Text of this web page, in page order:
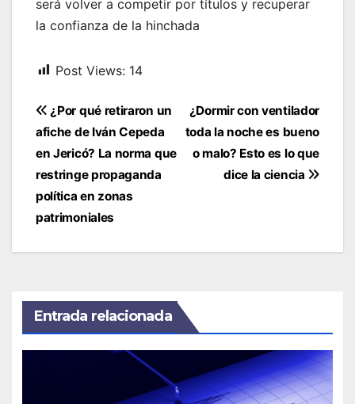
será volver a competir por títulos y recuperar
la confianza de la hinchada
Post Views: 14
Navegación
de
entradas
¿Dormir con ventilador
toda la noche es bueno
o malo? Esto es lo que
dice la ciencia
¿Por qué retiraron un
afiche de Iván Cepeda
en Jericó? La norma que
restringe propaganda
política en zonas
patrimoniales
Entrada relacionada